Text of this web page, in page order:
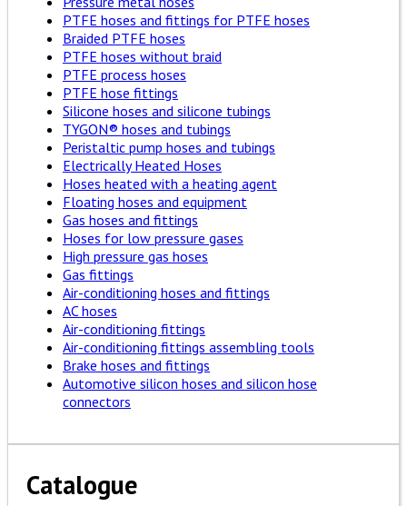
PTFE hoses and fittings for PTFE hoses
Braided PTFE hoses
PTFE hoses without braid
PTFE process hoses
PTFE hose fittings
Silicone hoses and silicone tubings
TYGON® hoses and tubings
Peristaltic pump hoses and tubings
Electrically Heated Hoses
Hoses heated with a heating agent
Floating hoses and equipment
Gas hoses and fittings
Hoses for low pressure gases
High pressure gas hoses
Gas fittings
Air-conditioning hoses and fittings
AC hoses
Air-conditioning fittings
Air-conditioning fittings assembling tools
Brake hoses and fittings
Automotive silicon hoses and silicon hose
connectors
Catalogue